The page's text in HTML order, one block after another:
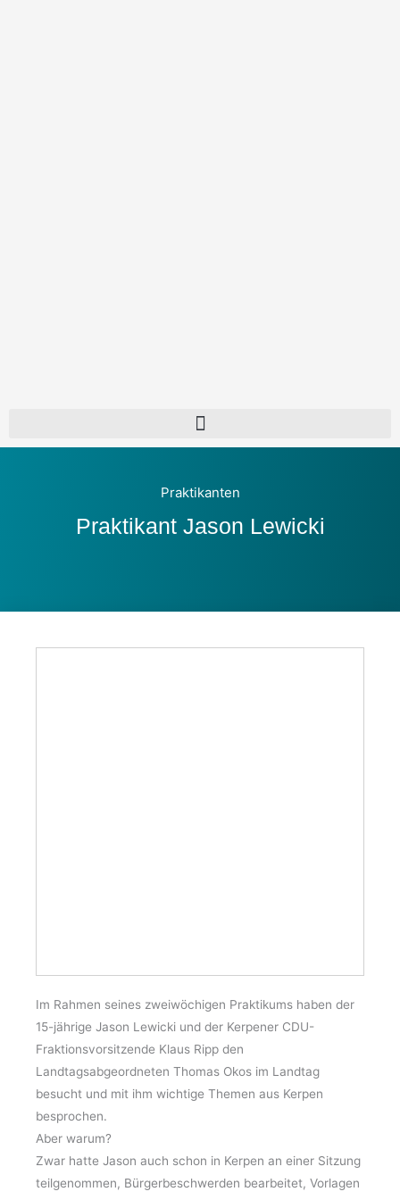
Praktikanten
Praktikant Jason Lewicki
Im Rahmen seines zweiwöchigen Praktikums haben der
15-jährige Jason Lewicki und der Kerpener CDU-
Fraktionsvorsitzende Klaus Ripp den
Landtagsabgeordneten Thomas Okos im Landtag
besucht und mit ihm wichtige Themen aus Kerpen
besprochen.
Aber warum?
Zwar hatte Jason auch schon in Kerpen an einer Sitzung
teilgenommen, Bürgerbeschwerden bearbeitet, Vorlagen